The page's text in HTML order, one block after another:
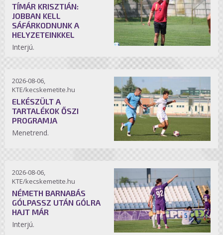
TÍMÁR KRISZTIÁN:
JOBBAN KELL
SÁFÁRKODNUNK A
HELYZETEINKKEL
Interjú.
2026-08-06,
KTE/kecskemetite.hu
ELKÉSZÜLT A
TARTALÉKOK ŐSZI
PROGRAMJA
Menetrend.
2026-08-06,
KTE/kecskemetite.hu
NÉMETH BARNABÁS
GÓLPASSZ UTÁN GÓLRA
HAJT MÁR
Interjú.